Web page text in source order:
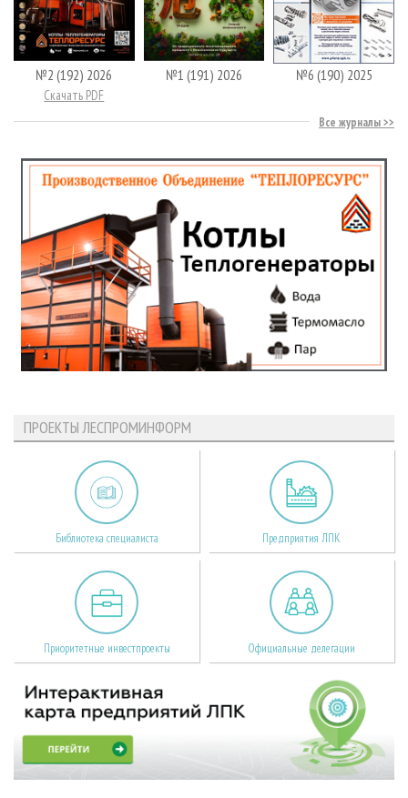
№2 (192) 2026
Скачать PDF
№1 (191) 2026 №6 (190) 2025
Все журналы
ПРОЕКТЫ ЛЕСПРОМИНФОРМ
Библиотека специалиста Предприятия ЛПК
Приоритетные инвестпроекты Официальные делегации